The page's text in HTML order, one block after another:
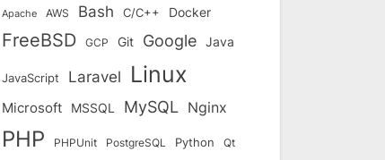
Apache AWS Bash C/C++ Docker
FreeBSD GCP Git Google Java
JavaScript Laravel Linux
Microsoft MSSQL MySQL Nginx
PHP PHPUnit PostgreSQL Python Qt